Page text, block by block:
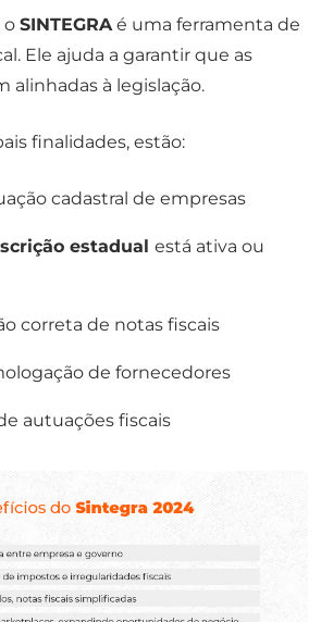
o SINTEGRAé uma ferramenta de
Ele ajuda a garantir que as
alinhadas à legislação.
finalidades, estão:
cadastral de empresas
estadual está ativa ou
correta de notas fiscais
de fornecedores
autuações fiscais